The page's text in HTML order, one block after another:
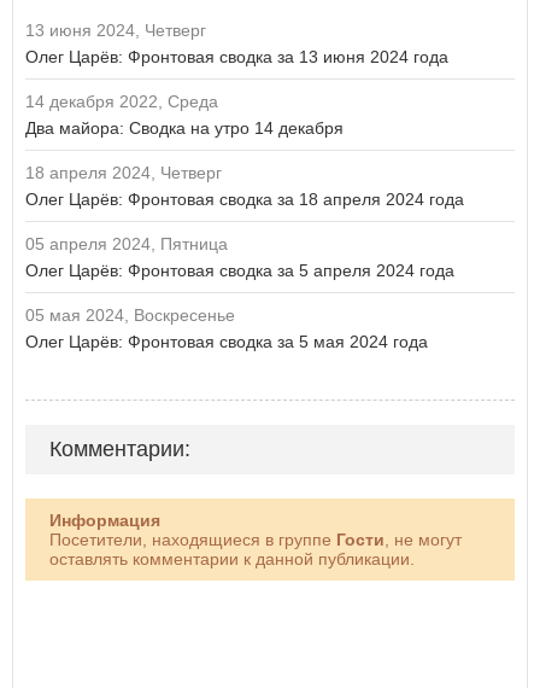
13 июня 2024, Четверг
Олег Царёв: Фронтовая сводка за 13 июня 2024 года
14 декабря 2022, Среда
Два майора: Сводка на утро 14 декабря
18 апреля 2024, Четверг
Олег Царёв: Фронтовая сводка за 18 апреля 2024 года
05 апреля 2024, Пятница
Олег Царёв: Фронтовая сводка за 5 апреля 2024 года
05 мая 2024, Воскресенье
Олег Царёв: Фронтовая сводка за 5 мая 2024 года
Комментарии:
Информация
Посетители, находящиеся в группе Гости , не могут
оставлять комментарии к данной публикации.